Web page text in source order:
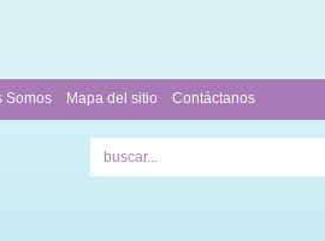
Contáctanos
Mapa del sitio
Somos